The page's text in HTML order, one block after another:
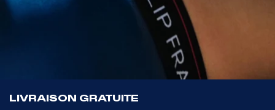
LIVRAISON GRATUITE